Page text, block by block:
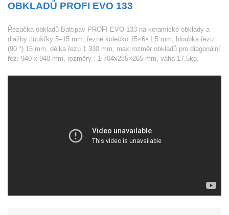
OBKLADŮ PROFI EVO 133
Řezačka obkladů Battipav PROFI EVO 133 na keramické obklady a
dlažby tloušťky 5–15 mm, řezné kolečko 15×6×1,5 mm, hloubka řezu
(90 °) 15 mm, délka řezu 1 330 mm, max.rozměr obkladů pro diagonální
řez: 940 x 940 mm, rozměry : 1 704x285×265 mm, váha 17,5kg.